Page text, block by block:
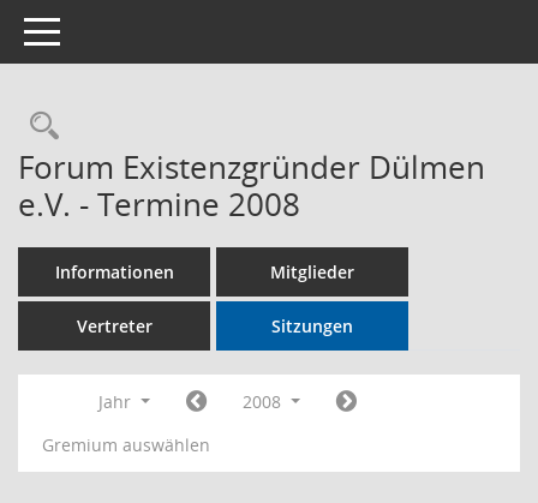
Toggle navigation
Rechercheauswahl
Forum Existenzgründer Dülmen
e.V. - Termine 2008
Informationen Mitglieder
Vertreter Sitzungen
Jahr
2008
Gremium auswählen